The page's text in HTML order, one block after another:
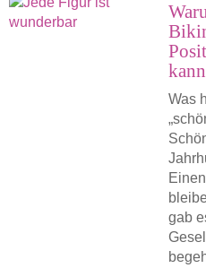
kann
Was
gab